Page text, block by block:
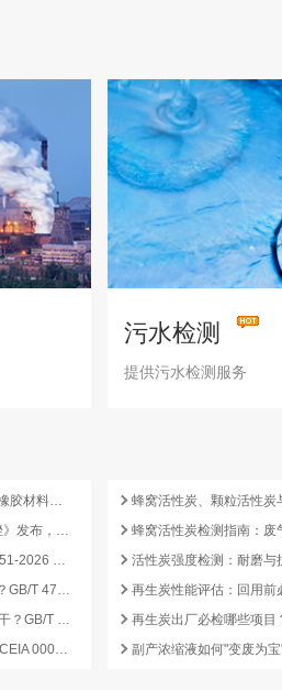
污水检测
提供污水检测服务
GB 4806.16-2025《食品接触用硅橡胶材料及制品》标准解析
HG/T 3925-2026《甲基苯并三氮唑》发布，2026 年 12 月 1 日起实施
哪些废活性炭不准再生？GB/T 47051-2026 划定的禁止再生红线
废活性炭热再生全流程合规怎么管？GB/T 47051-2026 从分类到出厂检测
8月1日实施！废活性炭热再生怎么干？GB/T 47051-2026 八步程序这样落地
副产型碳源的质量"暗礁"在哪？T/CCEIA 0006-2026 重金属与 COD 合规红线
再生炭性能评估：回用前